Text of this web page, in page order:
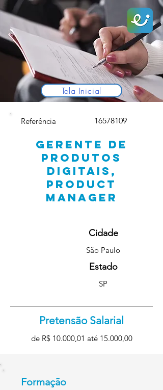
Tela Inicial
Referência 16578109
GERENTE DE
PRODUTOS
DIGITAIS,
PRODUCT
MANAGER
Cidade
São Paulo
Estado
SP
Pretensão Salarial
de R$ 10.000,01 até 15.000,00
Formação